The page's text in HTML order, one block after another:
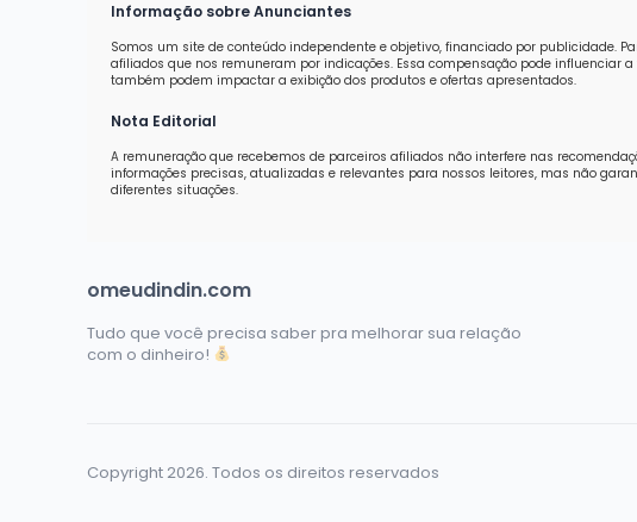
Informação sobre Anunciantes
Somos um site de conteúdo independente e objetivo, financiado por publicidade.
afiliados que nos remuneram por indicações. Essa compensação pode influenciar
também podem impactar a exibição dos produtos e ofertas apresentados.
Nota Editorial
A remuneração que recebemos de parceiros afiliados não interfere nas
informações precisas, atualizadas e relevantes para nossos leitores, mas não
diferentes situações.
omeudindin.com
Tudo que você precisa saber pra melhorar sua relação
com o dinheiro!
Copyright 2026. Todos os direitos reservados